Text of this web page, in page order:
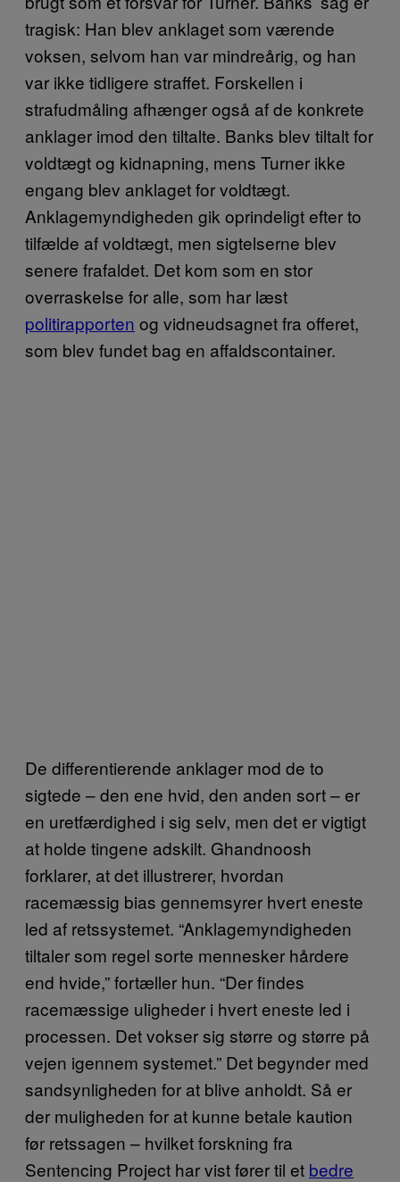
tragisk: Han blev anklaget som værende
voksen, selvom han var mindreårig, og han
var ikke tidligere straffet. Forskellen i
strafudmåling afhænger også af de konkrete
anklager imod den tiltalte. Banks blev tiltalt for
voldtægt og kidnapning, mens Turner ikke
engang blev anklaget for voldtægt.
Anklagemyndigheden gik oprindeligt efter to
tilfælde af voldtægt, men sigtelserne blev
senere frafaldet. Det kom som en stor
overraskelse for alle, som har læst
politirapporten og vidneudsagnet fra offeret,
som blev fundet bag en affaldscontainer.
De differentierende anklager mod de to
sigtede – den ene hvid, den anden sort – er
en uretfærdighed i sig selv, men det er vigtigt
at holde tingene adskilt. Ghandnoosh
forklarer, at det illustrerer, hvordan
racemæssig bias gennemsyrer hvert eneste
led af retssystemet. “Anklagemyndigheden
tiltaler som regel sorte mennesker hårdere
end hvide,” fortæller hun. “Der findes
racemæssige uligheder i hvert eneste led i
processen. Det vokser sig større og større på
vejen igennem systemet.” Det begynder med
sandsynligheden for at blive anholdt. Så er
der muligheden for at kunne betale kaution
før retssagen – hvilket forskning fra
Sentencing Project har vist fører til et bedre